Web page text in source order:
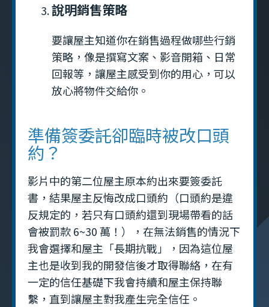
說明銷售策略
要讓屋主知道你在銷售過程做哪些行銷
策略，像是撰寫文案、影音開箱、日常
回報等，讓屋主感受到你的用心，可以
放心將物件交給你。
準備簽委託卻臨時被改口頭
約？
影片中的第二位屋主原本約出來要簽委託
書，結果屋主反悔改成口頭約（口頭約是違
反規定的，若只有口頭約還到現場帶看的話
會被罰款 6~30 萬！），在無法銷售的情況下
我會選擇和屋主「長期抗戰」，因為這位屋
主也是收到我的開發信後才取得聯絡，在有
一定的信任基礎下我會持續和屋主保持聯
繫，直到讓屋主對我產生完全信任。